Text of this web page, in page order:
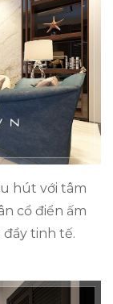
hút với tâm
cổ điển ấm
đầy tinh tế.